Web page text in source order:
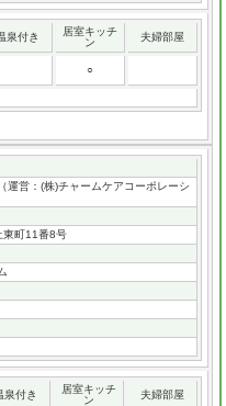
泉付き
居室キッチ
ン
夫婦部屋
○
（運営：(株)チャームケアコーポレーシ
東町11番8号
泉付き
居室キッチ
ン
夫婦部屋